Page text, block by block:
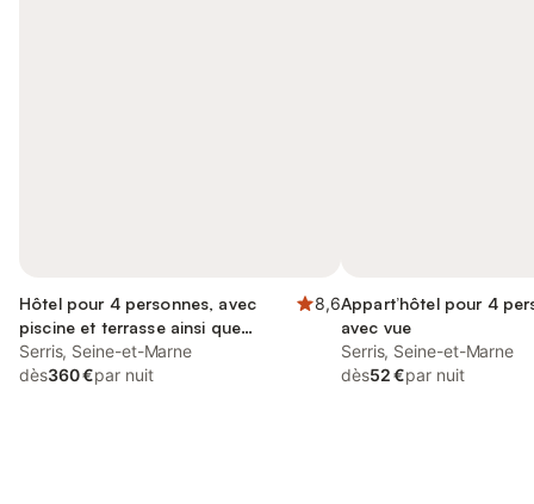
Hôtel pour 4 personnes, avec
piscine et terrasse ainsi que
jacuzzi et sauna
8,6
Serris, Seine-et-Marne
dès360 €par nuit
Appart’hôtel pour 4
avec vue
Serris, Seine-et-Marne
dès52 €par nuit